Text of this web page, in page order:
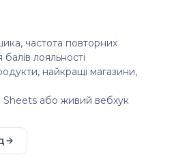
частота повторних
лояльності
найкращі магазини,
Sheets або живий вебхук